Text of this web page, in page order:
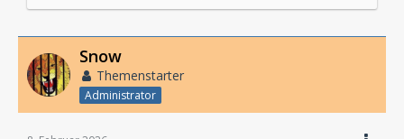
Snow
Themenstarter
Administrator